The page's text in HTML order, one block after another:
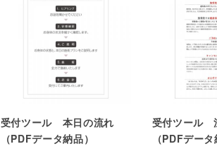
受付ツール 本日の流れ
（PDFデータ納品）
受付ツール
（PDFデータ